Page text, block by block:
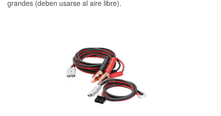
grandes (deben usarse al aire libre).